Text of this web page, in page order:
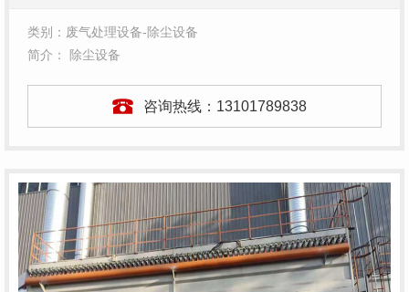
类别：废气处理设备-除尘设备
简介： 除尘设备
咨询热线： 13101789838